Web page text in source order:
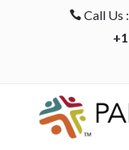
 Call Us :